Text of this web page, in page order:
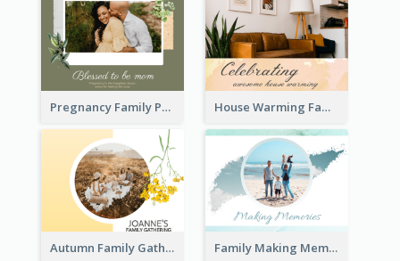
Pregnancy Family Photo Book House Warming Family Photo Book
Autumn Family Gathering Photo Book Family Making Memories Photo Book